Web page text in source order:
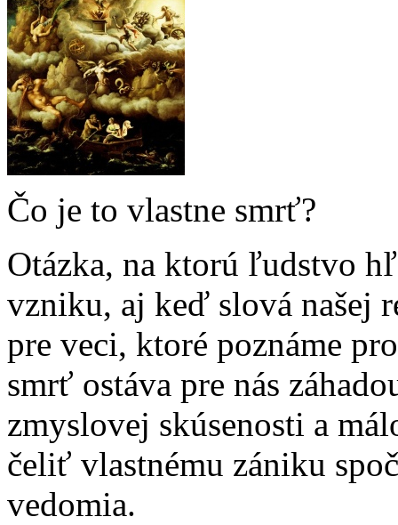
Čo je to vlastne smrť?
Otázka, na ktorú ľudstvo
vzniku, aj keď slová našej
pre veci, ktoré poznáme
smrť ostáva pre nás
zmyslovej skúsenosti a
čeliť vlastnému zániku
vedomia.